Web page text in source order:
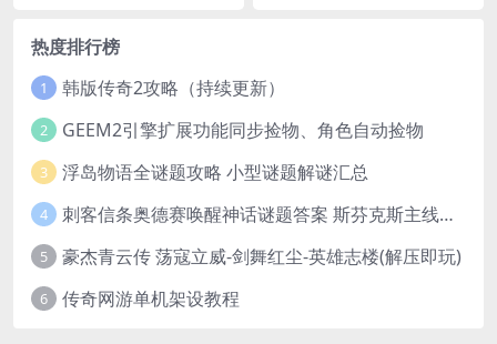
热度排行榜
1 韩版传奇2攻略（持续更新）
2 GEEM2引擎扩展功能同步捡物、角色自动捡物
3 浮岛物语全谜题攻略 小型谜题解谜汇总
4 刺客信条奥德赛唤醒神话谜题答案 斯芬克斯主线攻略
5 豪杰青云传 荡寇立威-剑舞红尘-英雄志楼(解压即玩)
6 传奇网游单机架设教程